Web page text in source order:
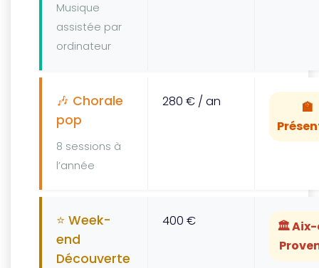
Musique
assistée par
ordinateur
🎶 Chorale
pop
8 sessions à
l’année
280 € / an
🏫
⭐ Week-
end
Découverte
400 €
🏛️